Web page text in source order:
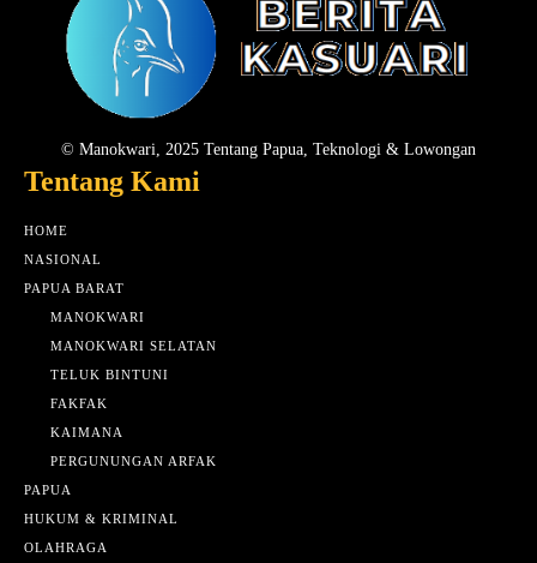
© Manokwari, 2025 Tentang Papua, Teknologi & Lowongan
Tentang Kami
HOME
NASIONAL
PAPUA BARAT
MANOKWARI
MANOKWARI SELATAN
TELUK BINTUNI
FAKFAK
KAIMANA
PERGUNUNGAN ARFAK
PAPUA
HUKUM & KRIMINAL
OLAHRAGA